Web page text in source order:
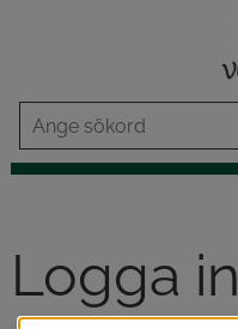
Logga in